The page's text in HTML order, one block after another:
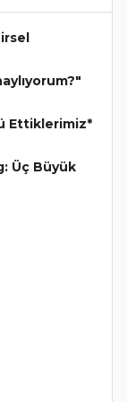
Ettiklerimiz*
Üç Büyük